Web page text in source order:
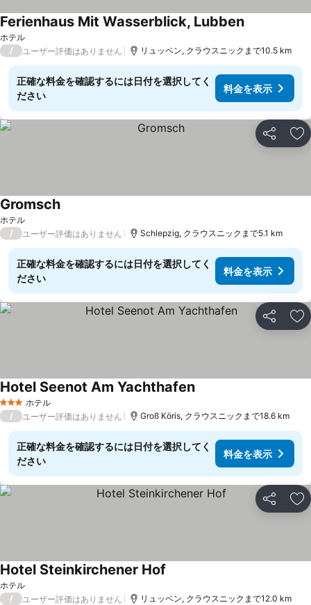
ホテル
Ferienhaus Mit Wasserblick, Lubben
/ ユーザー評価はありません リュッベン, クラウスニックまで10.5 km
正確な料金を確認するには日付を選択してく
ださい
料金を表示
シェア お
ホテル
Gromsch
/ ユーザー評価はありません Schlepzig, クラウスニックまで5.1 km
正確な料金を確認するには日付を選択してく
ださい
料金を表示
シェア お
3 ホテルのランク
ホテル
Hotel Seenot Am Yachthafen
/ ユーザー評価はありません Groß Köris, クラウスニックまで18.6 km
正確な料金を確認するには日付を選択してく
ださい
料金を表示
シェア お
ホテル
Hotel Steinkirchener Hof
/ ユーザー評価はありません リュッベン, クラウスニックまで12.0 km